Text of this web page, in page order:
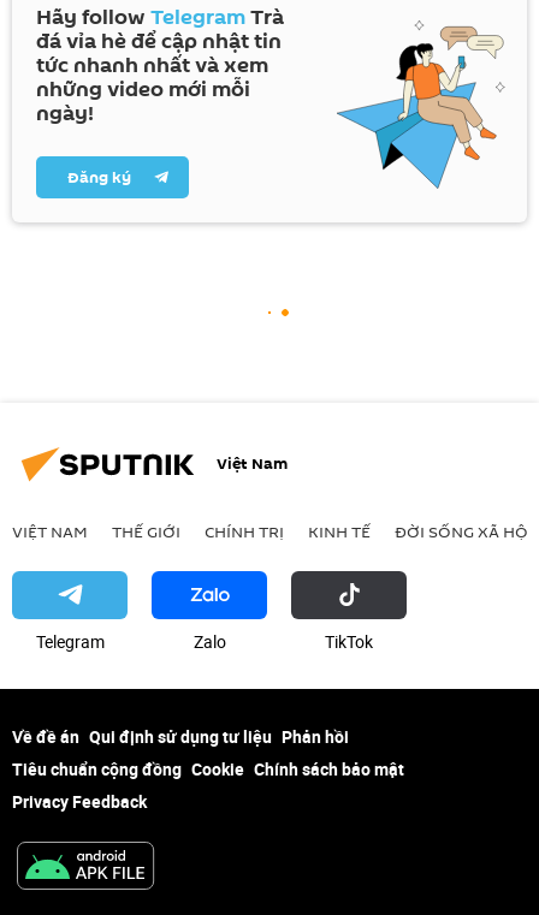
Hãy follow TelegramTrà
đá vỉa hè để cập nhật tin
tức nhanh nhất và xem
những video mới mỗi
ngày!
Đăng ký
Việt Nam
VIỆT NAM THẾ GIỚI CHÍNH TRỊ KINH TẾ ĐỜI SỐNG XÃ HỘI
Telegram Zalo ТikТоk
Về đề án Qui định sử dụng tư liệu Phản hồi
Tiêu chuẩn cộng đồng Cookie Chính sách bảo mật
Privacy Feedback